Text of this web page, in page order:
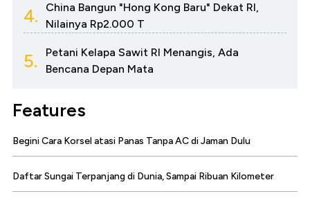
4.
China Bangun "Hong Kong Baru" Dekat RI,
Nilainya Rp2.000 T
5.
Petani Kelapa Sawit RI Menangis, Ada
Bencana Depan Mata
Features
Begini Cara Korsel atasi Panas Tanpa AC di Jaman Dulu
Daftar Sungai Terpanjang di Dunia, Sampai Ribuan Kilometer